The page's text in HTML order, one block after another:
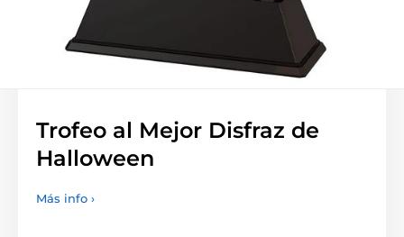
Trofeo al Mejor Disfraz de
Halloween
Más info ›